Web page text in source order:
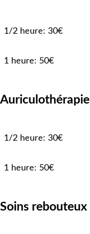
1/2 heure: 30€
1 heure: 50€
Auriculothérapie
1/2 heure: 30€
1 heure: 50€
Soins rebouteux